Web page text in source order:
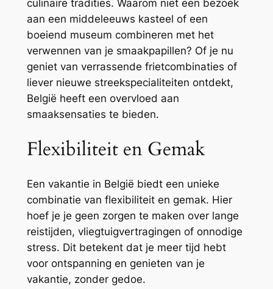
culinaire tradities. Waarom niet een bezoek
aan een middeleeuws kasteel of een
boeiend museum combineren met het
verwennen van je smaakpapillen? Of je nu
geniet van verrassende frietcombinaties of
liever nieuwe streekspecialiteiten ontdekt,
België heeft een overvloed aan
smaaksensaties te bieden.
Flexibiliteit en Gemak
Een vakantie in België biedt een unieke
combinatie van flexibiliteit en gemak. Hier
hoef je je geen zorgen te maken over lange
reistijden, vliegtuigvertragingen of onnodige
stress. Dit betekent dat je meer tijd hebt
voor ontspanning en genieten van je
vakantie, zonder gedoe.